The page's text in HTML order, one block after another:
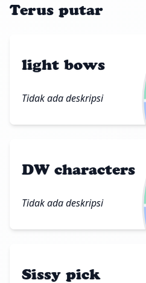
Terus putar
light bows
Tidak ada deskripsi
DW characters
Tidak ada deskripsi
Sissy pick